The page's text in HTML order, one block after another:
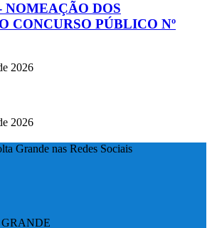
NOMEAÇÃO DOS
CONCURSO PÚBLICO Nº
2026
2026
Grande nas Redes Sociais